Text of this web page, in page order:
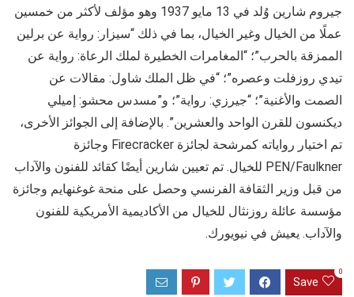
جيروم شارين وُلد في 13 مايو 1937 وهو مؤلف لأكثر من خمسين
عملًا من الخيال وغير الخيال، بما في ذلك “سيزار: رواية عن برلين
الممزقة بالحرب”؛ “المغامرات الخطيرة لملك الرعاة: رواية عن
تيدي روزفلت وعصره”؛ “في ظل الملك شاول: مقالات عن
الصمت والأغنية”؛ “جيرزي: رواية”؛ و”مسدس محشو: إميلي
ديكنسون للقرن الواحد والعشرين”. بالإضافة إلى الجوائز الأخرى،
تم اختيار رواياته كمرشحة لجائزة Firecracker وجائزة
PEN/Faulkner للخيال. تم تعيين شارين أيضًا كقائد للفنون والآداب
من قبل وزير الثقافة الفرنسي وحصل على منحة غوغنهايم وجائزة
مؤسسة عائلة روزنثال للخيال من الأكاديمية الأمريكية للفنون
والآداب. يعيش في نيويورك.
Save
0